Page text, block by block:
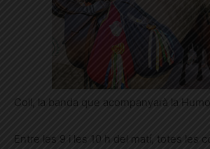
Coll, la banda que acompanyarà la
Entre les 9 i les 10 h del matí, totes les